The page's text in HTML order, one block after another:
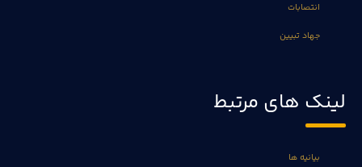
انتصابات
جهاد تبیین
لینک های مرتبط
بیانیه ها